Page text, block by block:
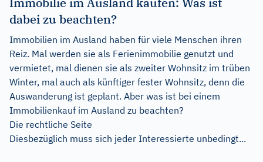
dabei zu beachten?
Immobilien im Ausland haben für viele Menschen ihren
Reiz. Mal werden sie als Ferienimmobilie genutzt und
vermietet, mal dienen sie als zweiter Wohnsitz im trüben
Winter, mal auch als künftiger fester Wohnsitz, denn die
Auswanderung ist geplant. Aber was ist bei einem
Immobilienkauf im Ausland zu beachten?
Die rechtliche Seite
Diesbezüglich muss sich jeder Interessierte unbedingt...